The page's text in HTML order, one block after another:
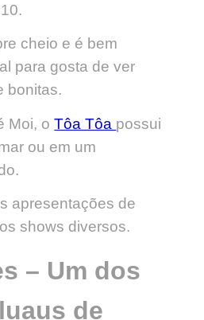
cheio e é bem
para gosta de ver
bonitas.
Moi, oTôa Tôa possui
ou em um
apresentações de
shows diversos.
– Um dos
de